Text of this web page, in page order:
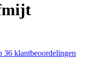
36 klantbeoordelingen